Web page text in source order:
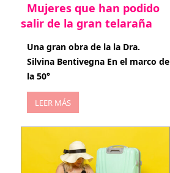
Mujeres que han podido
salir de la gran telaraña
abril 29, 2026
Una gran obra de la la Dra.
Silvina Bentivegna En el marco de
la 50°
LEER MÁS